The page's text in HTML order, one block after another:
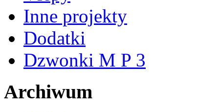
Inne projekty
Dodatki
Dzwonki M P 3
Archiwum